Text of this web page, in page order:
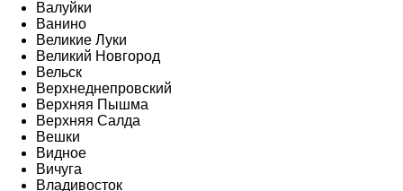
Валуйки
Ванино
Великие Луки
Великий Новгород
Вельск
Верхнеднепровский
Верхняя Пышма
Верхняя Салда
Вешки
Видное
Вичуга
Владивосток